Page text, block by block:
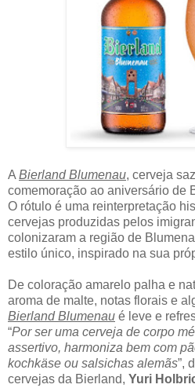
A Bierland Blumenau, cerveja
comemoração ao aniversário de
O rótulo é uma reinterpretação
cervejas produzidas pelos
colonizaram a região de
estilo único, inspirado na sua
De coloração amarelo palha e
aroma de malte, notas florais e
Bierland Blumenau é leve e
“Por ser uma cerveja de corpo
assertivo, harmoniza bem com
kochkäse ou salsichas alemãs”,
cervejas da Bierland, Yuri